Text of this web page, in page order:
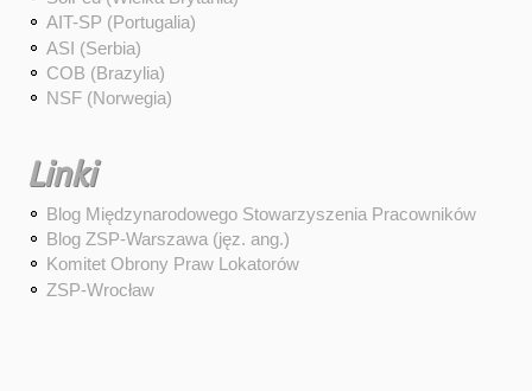
AIT-SP (Portugalia)
ASI (Serbia)
COB (Brazylia)
NSF (Norwegia)
Linki
Blog Międzynarodowego Stowarzyszenia Pracowników
Blog ZSP-Warszawa (jęz. ang.)
Komitet Obrony Praw Lokatorów
ZSP-Wrocław